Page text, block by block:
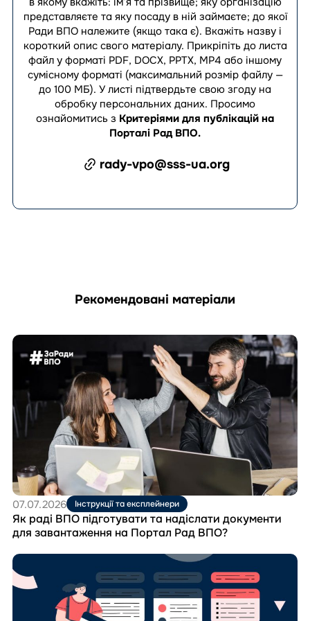
представляєте та яку посаду в ній займаєте; до якої
Ради ВПО належите (якщо така є). Вкажіть назву і
короткий опис свого матеріалу. Прикріпіть до листа
файл у форматі PDF, DOCX, PPTX, MP4 або іншому
сумісному форматі (максимальний розмір файлу —
до 100 МБ). У листі підтвердьте свою згоду на
обробку персональних даних. Просимо
ознайомитись з Критеріями для публікацій на
Порталі Рад ВПО.
rady-vpo@sss-ua.org
Рекомендовані матеріали
Перейти
до
матеріала
раді
ВПО
підготувати
та
надіслати
документи
для
завантаження
на
Портал
Рад
ВПО?
07.07.2026 Інструкції та експлейнери
Як раді ВПО підготувати та надіслати документи
для завантаження на Портал Рад ВПО?
Перейти
до
матеріала